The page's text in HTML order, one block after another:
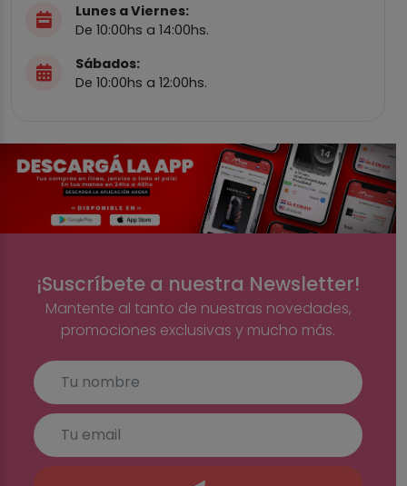
Lunes a Viernes:
De 10:00hs a 14:00hs.
Sábados:
De 10:00hs a 12:00hs.
¡Suscríbete a nuestra Newsletter!
Mantente al tanto de nuestras novedades,
promociones exclusivas y mucho más.